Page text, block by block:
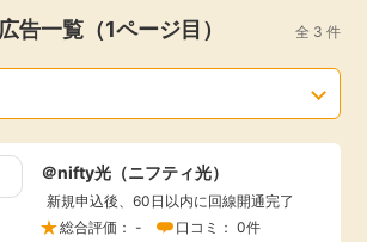
ンタカー
ビス
トカード
告一覧（1ページ目） 全 3 件
＠nifty光（ニフティ光）
新規申込後、60日以内に回線開通完了
総合評価： -
口コミ： 0件